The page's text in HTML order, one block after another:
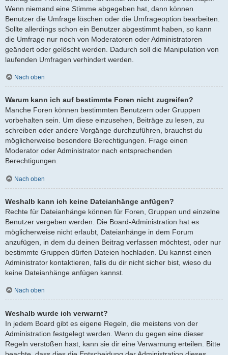
Wenn niemand eine Stimme abgegeben hat, dann können
Benutzer die Umfrage löschen oder die Umfrageoption bearbeiten.
Sollte allerdings schon ein Benutzer abgestimmt haben, so kann
die Umfrage nur noch von Moderatoren oder Administratoren
geändert oder gelöscht werden. Dadurch soll die Manipulation von
laufenden Umfragen verhindert werden.
Nach oben
Warum kann ich auf bestimmte Foren nicht zugreifen?
Manche Foren können bestimmten Benutzern oder Gruppen
vorbehalten sein. Um diese einzusehen, Beiträge zu lesen, zu
schreiben oder andere Vorgänge durchzuführen, brauchst du
möglicherweise besondere Berechtigungen. Frage einen
Moderator oder Administrator nach entsprechenden
Berechtigungen.
Nach oben
Weshalb kann ich keine Dateianhänge anfügen?
Rechte für Dateianhänge können für Foren, Gruppen und einzelne
Benutzer vergeben werden. Die Board-Administration hat es
möglicherweise nicht erlaubt, Dateianhänge in dem Forum
anzufügen, in dem du deinen Beitrag verfassen möchtest, oder nur
bestimmte Gruppen dürfen Dateien hochladen. Du kannst einen
Administrator kontaktieren, falls du dir nicht sicher bist, wieso du
keine Dateianhänge anfügen kannst.
Nach oben
Weshalb wurde ich verwarnt?
In jedem Board gibt es eigene Regeln, die meistens von der
Administration festgelegt werden. Wenn du gegen eine dieser
Regeln verstoßen hast, kann sie dir eine Verwarnung erteilen. Bitte